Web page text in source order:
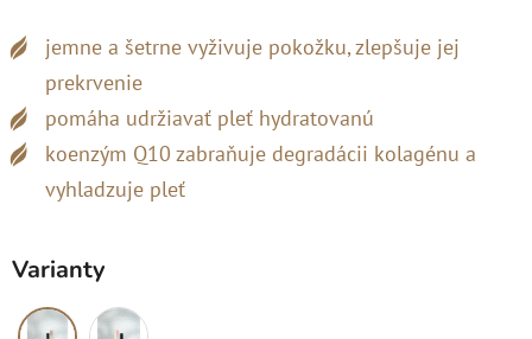
jemne a šetrne vyživuje pokožku, zlepšuje jej
prekrvenie
pomáha udržiavať pleť hydratovanú
koenzým Q10 zabraňuje degradácii kolagénu a
vyhladzuje pleť
Varianty